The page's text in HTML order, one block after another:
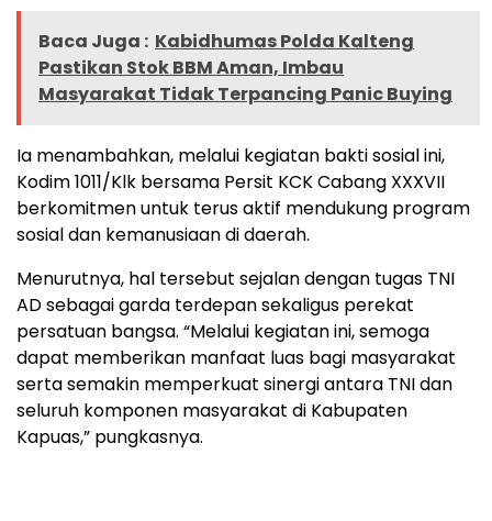
Baca Juga : Kabidhumas Polda Kalteng
Pastikan Stok BBM Aman, Imbau
Masyarakat Tidak Terpancing Panic Buying
Ia menambahkan, melalui kegiatan bakti sosial ini,
Kodim 1011/Klk bersama Persit KCK Cabang XXXVII
berkomitmen untuk terus aktif mendukung program
sosial dan kemanusiaan di daerah.
Menurutnya, hal tersebut sejalan dengan tugas TNI
AD sebagai garda terdepan sekaligus perekat
persatuan bangsa. “Melalui kegiatan ini, semoga
dapat memberikan manfaat luas bagi masyarakat
serta semakin memperkuat sinergi antara TNI dan
seluruh komponen masyarakat di Kabupaten
Kapuas,” pungkasnya.